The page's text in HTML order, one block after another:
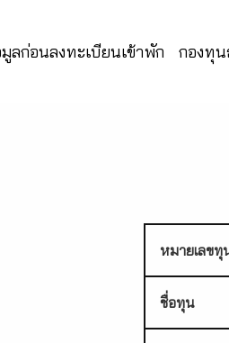
ลก่อนลงทะเบียนเข้าพัก กองทุ
หมายเลขทุ
ชื่อทุน